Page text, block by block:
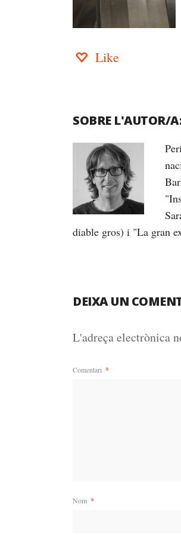
Like
SOBRE L'AUTOR/
diable gros) i "La gran
DEIXA UN
L'adreça electrònica
Comentari *
Nom *